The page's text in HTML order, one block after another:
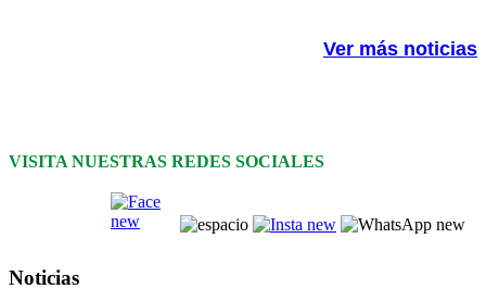
Ver más noticias
VISITA NUESTRAS REDES SOCIALES
Noticias